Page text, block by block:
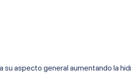
aspecto general aumentando la